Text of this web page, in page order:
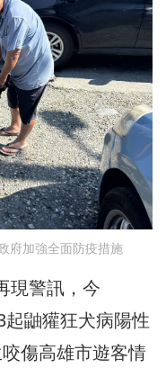
府加強全面防疫措施
現警訊，今
起鼬獾狂犬病陽性
傷高雄市遊客情